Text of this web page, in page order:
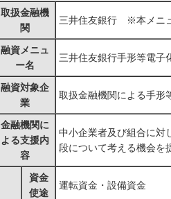
取扱金融機
関
三井住友銀行 ※本メニ
融資メニュ
ー名
三井住友銀行手形等電子
融資対象企
業
取扱金融機関による手形
金融機関に
よる支援内
容
中小企業者及び組合に対
段について考える機会を
資金
使途
運転資金・設備資金